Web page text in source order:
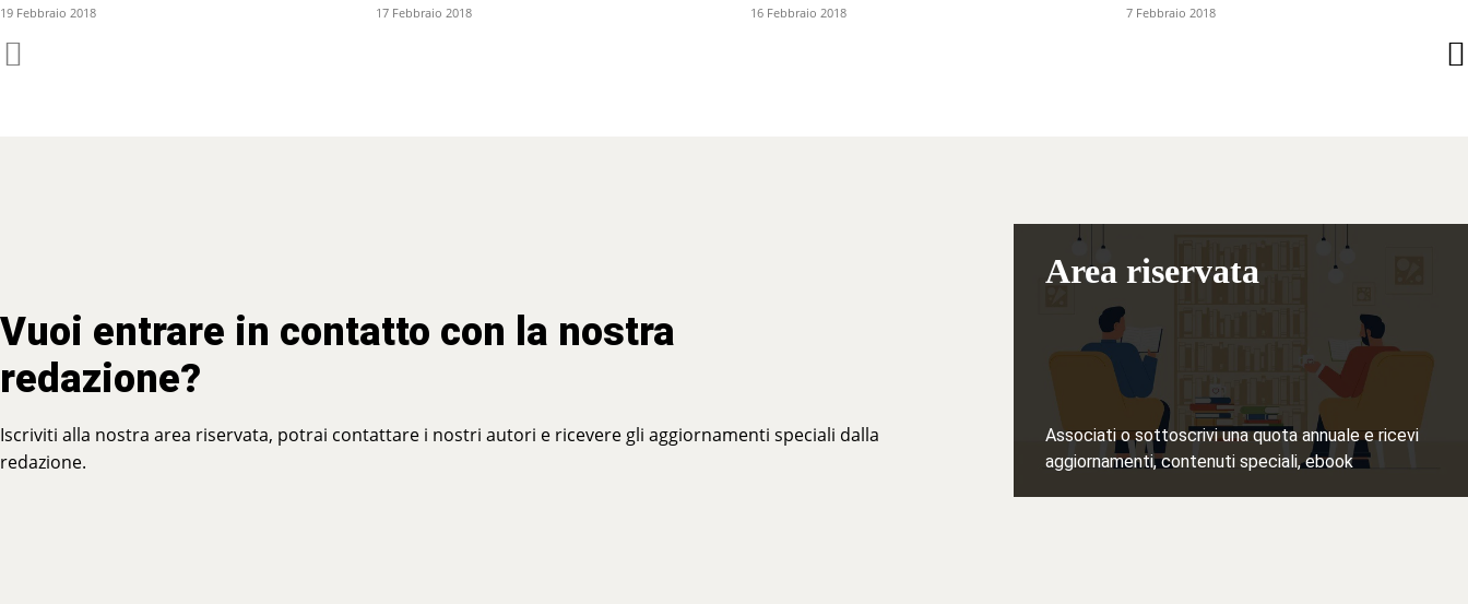
19 Febbraio 2018 17 Febbraio 2018 16 Febbraio 2018 7 Febbraio 2018
Vuoi entrare in contatto con la nostra
redazione?
Iscriviti alla nostra area riservata, potrai contattare i nostri autori e ricevere gli aggiornamenti speciali dalla
redazione.
Area riservata
Associati o sottoscrivi una quota annuale e ricevi
aggiornamenti, contenuti speciali, ebook